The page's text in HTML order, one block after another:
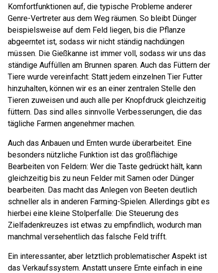
Komfortfunktionen auf, die typische Probleme anderer
Genre-Vertreter aus dem Weg räumen. So bleibt Dünger
beispielsweise auf dem Feld liegen, bis die Pflanze
abgeerntet ist, sodass wir nicht ständig nachdüngen
müssen. Die Gießkanne ist immer voll, sodass wir uns das
ständige Auffüllen am Brunnen sparen. Auch das Füttern der
Tiere wurde vereinfacht: Statt jedem einzelnen Tier Futter
hinzuhalten, können wir es an einer zentralen Stelle den
Tieren zuweisen und auch alle per Knopfdruck gleichzeitig
füttern. Das sind alles sinnvolle Verbesserungen, die das
tägliche Farmen angenehmer machen.
Auch das Anbauen und Ernten wurde überarbeitet. Eine
besonders nützliche Funktion ist das großflächige
Bearbeiten von Feldern: Wer die Taste gedrückt hält, kann
gleichzeitig bis zu neun Felder mit Samen oder Dünger
bearbeiten. Das macht das Anlegen von Beeten deutlich
schneller als in anderen Farming-Spielen. Allerdings gibt es
hierbei eine kleine Stolperfalle: Die Steuerung des
Zielfadenkreuzes ist etwas zu empfindlich, wodurch man
manchmal versehentlich das falsche Feld trifft.
Ein interessanter, aber letztlich problematischer Aspekt ist
das Verkaufssystem. Anstatt unsere Ernte einfach in eine